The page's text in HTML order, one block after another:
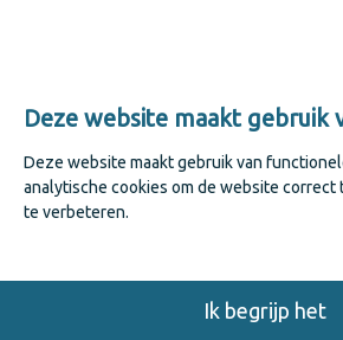
Deze website maakt gebruik
Deze website maakt gebruik van
analytische cookies om de website correct
te verbeteren.
Ik begrijp het